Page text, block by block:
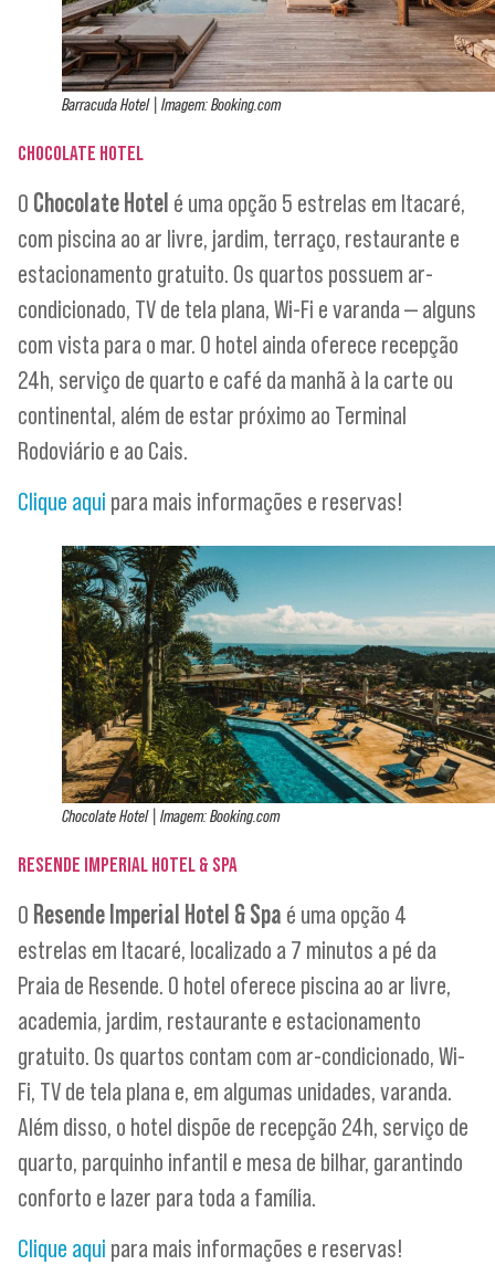
Barracuda Hotel | Imagem: Booking.com
CHOCOLATE HOTEL
O Chocolate Hotel é uma opção 5 estrelas em Itacaré,
com piscina ao ar livre, jardim, terraço, restaurante e
estacionamento gratuito. Os quartos possuem ar-
condicionado, TV de tela plana, Wi-Fi e varanda — alguns
com vista para o mar. O hotel ainda oferece recepção
24h, serviço de quarto e café da manhã à la carte ou
continental, além de estar próximo ao Terminal
Rodoviário e ao Cais.
Clique aqui para mais informações e reservas!
Chocolate Hotel | Imagem: Booking.com
RESENDE IMPERIAL HOTEL & SPA
O Resende Imperial Hotel & Spa é uma opção 4
estrelas em Itacaré, localizado a 7 minutos a pé da
Praia de Resende. O hotel oferece piscina ao ar livre,
academia, jardim, restaurante e estacionamento
gratuito. Os quartos contam com ar-condicionado, Wi-
Fi, TV de tela plana e, em algumas unidades, varanda.
Além disso, o hotel dispõe de recepção 24h, serviço de
quarto, parquinho infantil e mesa de bilhar, garantindo
conforto e lazer para toda a família.
Clique aqui para mais informações e reservas!